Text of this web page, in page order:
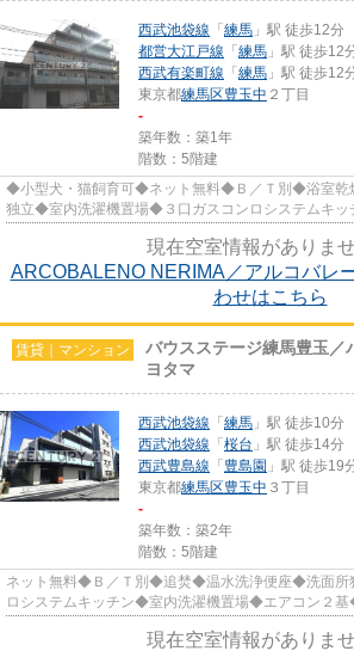
西武池袋線 「 練馬 」駅 徒歩12分
都営大江戸線 「 練馬 」駅 徒歩12
西武有楽町線 「 練馬 」駅 徒歩12
東京都練馬区豊玉中 ２丁目
-
築年数：築1年
階数：5階建
◆小型犬・猫飼育可◆ネット無料◆Ｂ／Ｔ別◆浴室
独立◆室内洗濯機置場◆３口ガスコンロシステムキ
現在空室情報がありませ
ARCOBALENO NERIMA／アルコバレ
わせはこちら
賃貸｜マンション
バウスステージ練馬豊玉／
ヨタマ
西武池袋線 「 練馬 」駅 徒歩10分
西武池袋線 「 桜台 」駅 徒歩14分
西武豊島線 「 豊島園 」駅 徒歩19
東京都練馬区豊玉中 ３丁目
-
築年数：築2年
階数：5階建
ネット無料◆Ｂ／Ｔ別◆追焚◆温水洗浄便座◆洗面所
ロシステムキッチン◆室内洗濯機置場◆エアコン２
現在空室情報がありませ